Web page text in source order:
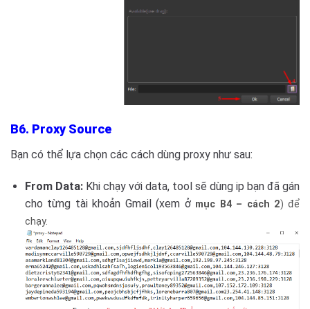
B6. Proxy Source
Bạn có thể lựa chọn các cách dùng proxy như sau:
From Data: Khi chạy với data, tool sẽ dùng ip bạn đã gán
cho từng tài khoản Gmail (xem ở mục B4 – cách 2) để
chạy.